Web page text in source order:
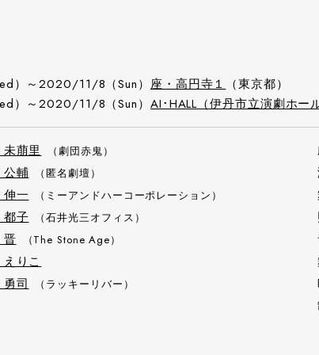
）～2020/11/8（Sun） 座・高円寺１ （東京都）
）～2020/11/8（Sun） AI･HALL（伊丹市立演劇ホール
萠里 （劇団赤鬼）
輔 （匿名劇壇）
一 （ミーアンドハーコーポレーション）
子 （石井光三オフィス）
晋 （The Stone Age）
りこ
司 （ラッキーリバー）